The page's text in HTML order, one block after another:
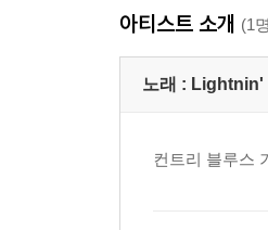
아티스트 소개 (1
노래 :
컨트리 블루스